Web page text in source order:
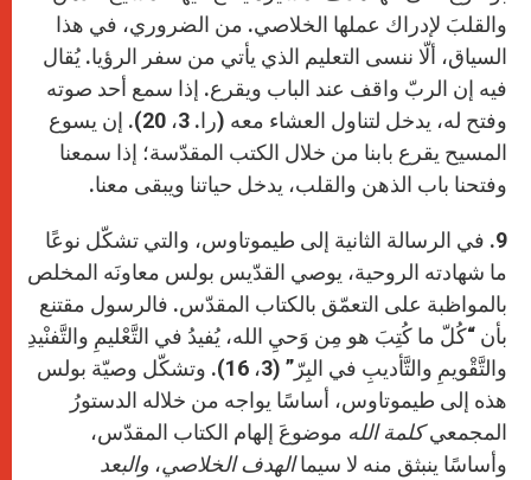
والقلبَ لإدراك عملها الخلاصي. من الضروري، في هذا
السياق، ألّا ننسى التعليم الذي يأتي من سفر الرؤيا. يُقال
فيه إن الربّ واقف عند الباب ويقرع. إذا سمع أحد صوته
وفتح له، يدخل لتناول العشاء معه (را. 3، 20). إن يسوع
المسيح يقرع بابنا من خلال الكتب المقدّسة؛ إذا سمعنا
وفتحنا باب الذهن والقلب، يدخل حياتنا ويبقى معنا.
9. في الرسالة الثانية إلى طيموتاوس، والتي تشكّل نوعًا
ما شهادته الروحية، يوصي القدّيس بولس معاونَه المخلص
بالمواظبة على التعمّق بالكتاب المقدّس. فالرسول مقتنع
بأن “كُلّ ما كُتِبَ هو مِن وَحيِ الله، يُفيدُ في التَّعْليمِ والتَّفنْيدِ
والتَّقْويمِ والتَّأديبِ في البِرّ” (3، 16). وتشكّل وصيّة بولس
هذه إلى طيموتاوس، أساسًا يواجه من خلاله الدستورُ
المجمعيكلمة الله موضوعَ إلهام الكتاب المقدّس،
وأساسًا ينبثق منه لا سيماالهدف الخلاصي، والبعد